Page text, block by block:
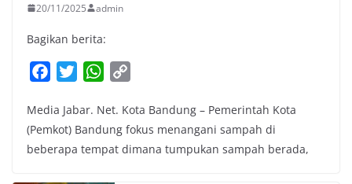
20/11/2025 admin
Bagikan berita:
c
e
b
i
t
t
W
a
t
s
p
y
L
Media Jabar. Net. Kota Bandung – Pemerintah Kota
(Pemkot) Bandung fokus menangani sampah di
beberapa tempat dimana tumpukan sampah berada,